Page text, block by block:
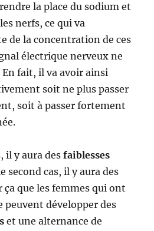
la place du sodium et
nerfs, ce qui va
de la concentration de ces
électrique nerveux ne
En fait, il va avoir ainsi
soit ne plus passer
soit à passer fortement
il y aura desfaiblesses
second cas, il y aura des
ça que les femmes qui ont
développer des
et une alternance de